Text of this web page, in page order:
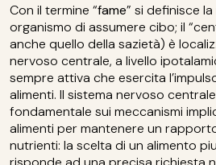
Con il termine “fame” si definisce
organismo di assumere cibo; il
anche quello della sazietà) è
nervoso centrale, a livello
sempre attiva che esercita
alimenti. Il sistema nervoso
fondamentale sui meccanismi
alimenti per mantenere un
nutrienti: la scelta di un alimento